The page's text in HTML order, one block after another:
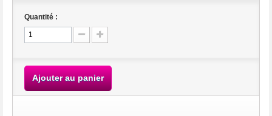
Quantité :
Ajouter au panier